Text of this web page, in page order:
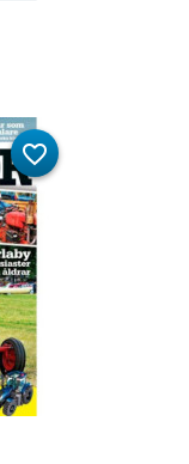
favorite_border